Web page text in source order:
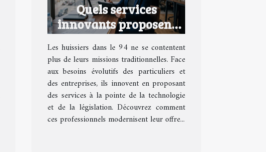
Quels services
innovants proposent
les huissiers dans le 94
?
Les huissiers dans le 94 ne se contentent
plus de leurs missions traditionnelles. Face
aux besoins évolutifs des particuliers et
des entreprises, ils innovent en proposant
des services à la pointe de la technologie
et de la législation. Découvrez comment
ces professionnels modernisent leur offre...